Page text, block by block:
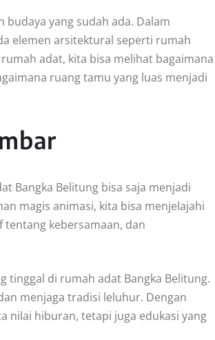
yang sudah ada. Dalam
elemen arsitektural seperti rumah
adat, kita bisa melihat bagaimana
ruang tamu yang luas menjadi
Bangka Belitung bisa saja menjadi
magis animasi, kita bisa menjelajahi
kebersamaan, dan
tinggal di rumah adat Bangka Belitung.
menjaga tradisi leluhur. Dengan
nilai hiburan, tetapi juga edukasi yang